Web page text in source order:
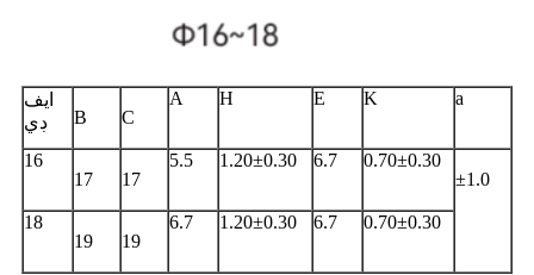
ايف
ڊي
B C
A H E K a
16
17
17
5.5 1.20±0.30 6.7
0.70±0.30
±1.0
18
19
19
6.7 1.20±0.30 6.7 0.70±0.30